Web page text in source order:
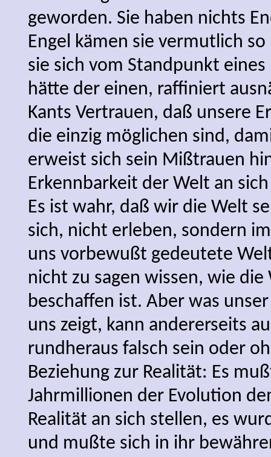
geworden. Sie haben nichts
Engel kämen sie vermutlich
sie sich vom Standpunkt eines
hätte der einen, raffiniert
Kants Vertrauen, daß unsere
die einzig möglichen sind,
erweist sich sein Mißtrauen
Erkennbarkeit der Welt an
Es ist wahr, daß wir die Welt
sich, nicht erleben, sondern
uns vorbewußt gedeutete
nicht zu sagen wissen, wie
beschaffen ist. Aber was
uns zeigt, kann andererseits
rundheraus falsch sein oder
Beziehung zur Realität: Es
Jahrmillionen der Evolution
Realität an sich stellen, es
und mußte sich in ihr